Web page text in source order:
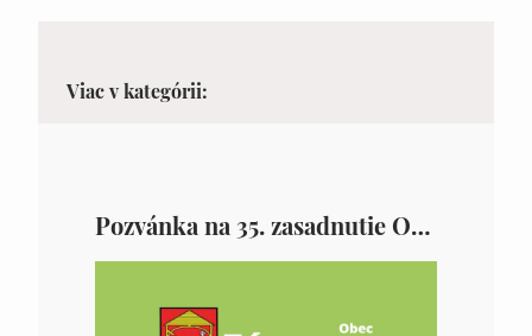
Viac v kategórii:
Pozvánka na 35. zasadnutie OZ v Zámutove